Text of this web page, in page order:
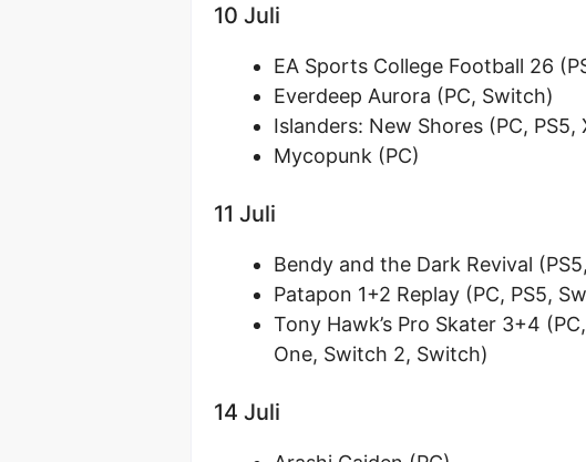
10 Juli
EA Sports College Football 26
Everdeep Aurora (PC, Switch)
Islanders: New Shores (PC,
Mycopunk (PC)
11 Juli
Bendy and the Dark Revival
Patapon 1+2 Replay (PC, PS5,
Tony Hawk’s Pro Skater 3+4
One, Switch 2, Switch)
14 Juli